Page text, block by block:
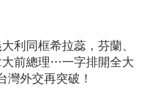
利同框希拉蕊，芬蘭、
前總理…一字排開全大
灣外交再突破！